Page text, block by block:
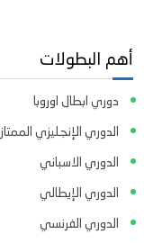
أهم البطولات
دوري ابطال اوروبا
الدوري الإنجليزي الممتاز
الدوري الاسباني
الدوري الإيطالي
الدوري الفرنسي